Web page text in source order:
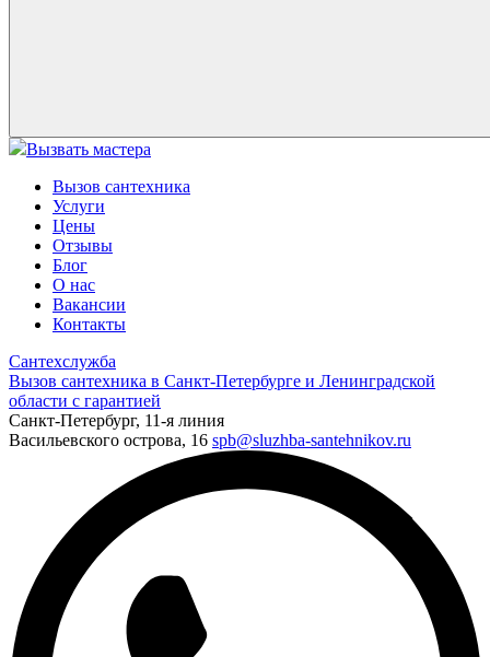
Вызвать мастера
Вызов сантехника
Услуги
Цены
Отзывы
Блог
О нас
Вакансии
Контакты
Сантехслужба
Вызов сантехника в Санкт-Петербурге и Ленинградской
области с гарантией
Санкт-Петербург, 11-я линия
Васильевского острова, 16 spb@sluzhba-santehnikov.ru